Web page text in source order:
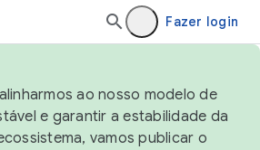
Fazer login
ao nosso modelo de
e garantir a estabilidade da
vamos publicar o